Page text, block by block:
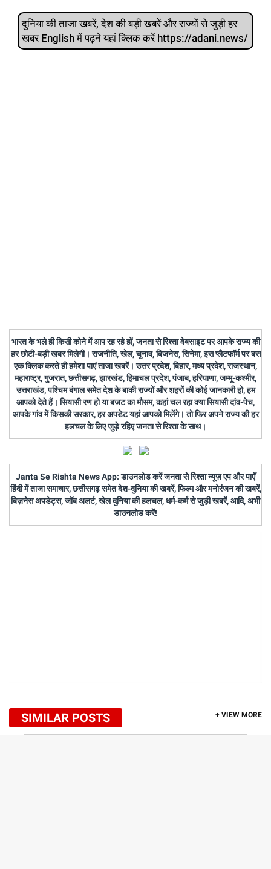
दुनिया की ताजा खबरें, देश की बड़ी खबरें और राज्‍यों से जुड़ी हर
खबर English में पढ़ने यहां क्लिक करें https://adani.news/
भारत के भले ही किसी कोने में आप रह रहे हों, जनता से रिश्ता वेबसाइट पर आपके राज्य की
हर छोटी-बड़ी खबर मिलेगी। राजनीति, खेल, चुनाव, बिजनेस, सिनेमा, इस प्लैटफॉर्म पर बस
एक क्लिक करते ही हमेशा पाएं ताजा खबरें। उत्तर प्रदेश, बिहार, मध्य प्रदेश, राजस्थान,
महाराष्ट्र, गुजरात, छत्तीसगढ़, झारखंड, हिमाचल प्रदेश, पंजाब, हरियाणा, जम्मू-कश्मीर,
उत्तराखंड, पश्चिम बंगाल समेत देश के बाकी राज्यों और शहरों की कोई जानकारी हो, हम
आपको देते हैं। सियासी रण हो या बजट का मौसम, कहां चल रहा क्या सियासी दांव-पेच,
आपके गांव में किसकी सरकार, हर अपडेट यहां आपको मिलेंगे। तो फिर अपने राज्य की हर
हलचल के लिए जुड़े रहिए जनता से रिश्ता के साथ।
Janta Se Rishta News App: डाउनलोड करें जनता से रिश्ता न्यूज़ एप और पाएँ
हिंदी में ताजा समाचार, छत्तीसगढ़ समेत देश-दुनिया की खबरें, फिल्म और मनोरंजन की खबरें,
बिज़नेस अपडेट्स, जॉब अलर्ट, खेल दुनिया की हलचल, धर्म-कर्म से जुड़ी खबरें, आदि, अभी
डाउनलोड करें!
SIMILAR POSTS + VIEW MORE